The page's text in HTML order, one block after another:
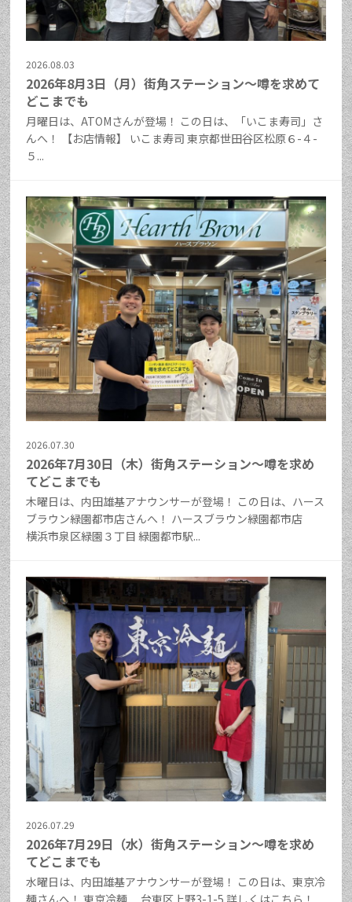
2026.08.03
2026年8月3日（月）街角ステーション～噂を求めて
どこまでも
月曜日は、ATOMさんが登場！ この日は、「いこま寿司」さ
んへ！ 【お店情報】 いこま寿司 東京都世田谷区松原６-４-
５...
2026.07.30
2026年7月30日（木）街角ステーション～噂を求め
てどこまでも
木曜日は、内田雄基アナウンサーが登場！ この日は、ハース
ブラウン緑園都市店さんへ！ ハースブラウン緑園都市店
横浜市泉区緑園３丁目 緑園都市駅...
2026.07.29
2026年7月29日（水）街角ステーション～噂を求め
てどこまでも
水曜日は、内田雄基アナウンサーが登場！ この日は、東京冷